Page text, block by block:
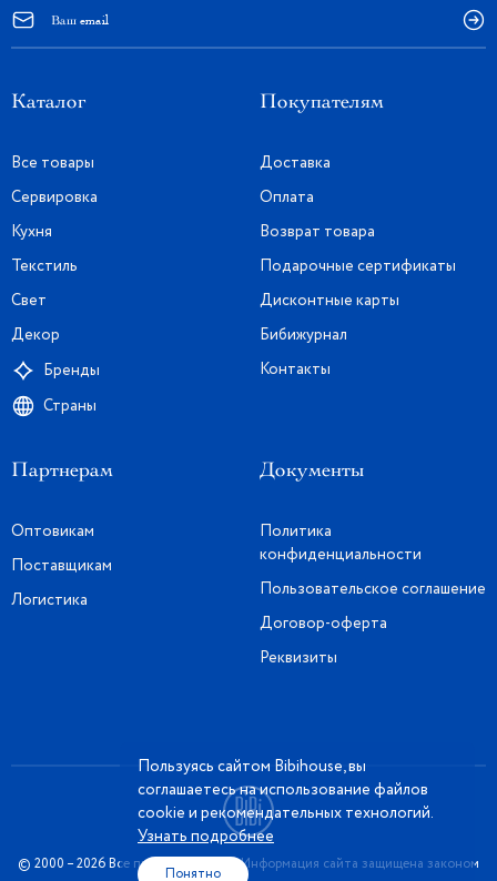
Каталог
Все товары
Сервировка
Кухня
Текстиль
Свет
Декор
Бренды
Страны
Покупателям
Доставка
Оплата
Возврат товара
Подарочные сертификаты
Дисконтные карты
Бибижурнал
Контакты
Партнерам
Оптовикам
Поставщикам
Логистика
Документы
Политика
конфиденциальности
Пользовательское соглашение
Договор-оферта
Реквизиты
© 2000 – 2026 Все права защищены. Информация сайта защищена законом
Пользуясь сайтом Bibihouse, вы
соглашаетесь на использование файлов
cookie и рекомендательных технологий.
Узнать подробнее
Понятно